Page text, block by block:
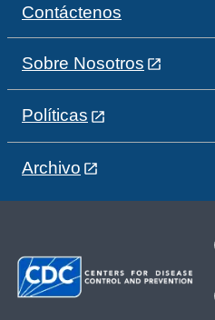
Contáctenos
Sobre Nosotros
Políticas
Archivo